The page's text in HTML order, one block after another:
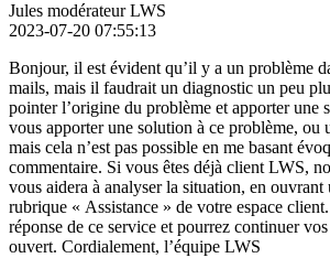
Jules modérateur LWS
2023-07-20 07:55:13
Bonjour, il est évident qu’il y a un problème
mails, mais il faudrait un diagnostic un peu
pointer l’origine du problème et apporter une
vous apporter une solution à ce problème, ou
mais cela n’est pas possible en me basant
commentaire. Si vous êtes déjà client LWS,
vous aidera à analyser la situation, en ouvrant
rubrique « Assistance » de votre espace
réponse de ce service et pourrez continuer
ouvert. Cordialement, l’équipe LWS